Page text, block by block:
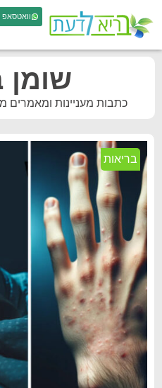
שומן
כתבות מעניינות ומאמרים
בריאות